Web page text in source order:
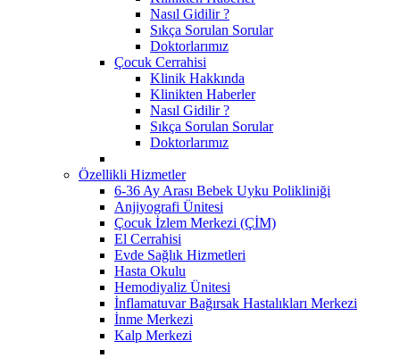
Nasıl Gidilir ?
Sıkça Sorulan Sorular
Doktorlarımız
Çocuk Cerrahisi
Klinik Hakkında
Klinikten Haberler
Nasıl Gidilir ?
Sıkça Sorulan Sorular
Doktorlarımız
Özellikli Hizmetler
6-36 Ay Arası Bebek Uyku Polikliniği
Anjiyografi Ünitesi
Çocuk İzlem Merkezi (ÇİM)
El Cerrahisi
Evde Sağlık Hizmetleri
Hasta Okulu
Hemodiyaliz Ünitesi
İnflamatuvar Bağırsak Hastalıkları Merkezi
İnme Merkezi
Kalp Merkezi